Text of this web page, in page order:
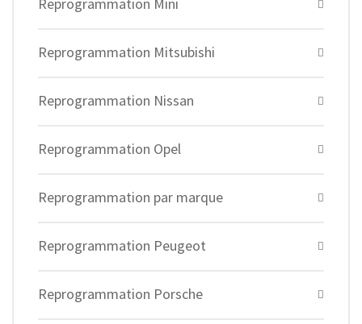
Reprogrammation Mini
Reprogrammation Mitsubishi
Reprogrammation Nissan
Reprogrammation Opel
Reprogrammation par marque
Reprogrammation Peugeot
Reprogrammation Porsche